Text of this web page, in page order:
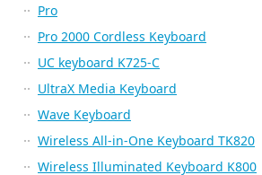
Pro
Pro 2000 Cordless Keyboard
UC keyboard K725-C
UltraX Media Keyboard
Wave Keyboard
Wireless All-in-One Keyboard TK820
Wireless Illuminated Keyboard K800